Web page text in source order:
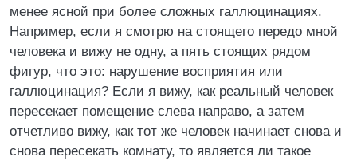
менее ясной при более сложных галлюцинациях.
Например, если я смотрю на стоящего передо мной
человека и вижу не одну, а пять стоящих рядом
фигур, что это: нарушение восприятия или
галлюцинация? Если я вижу, как реальный человек
пересекает помещение слева направо, а затем
отчетливо вижу, как тот же человек начинает снова и
снова пересекать комнату, то является ли такое